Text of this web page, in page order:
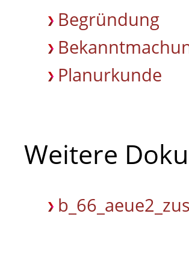
Begründung
Planurkunde
Weitere